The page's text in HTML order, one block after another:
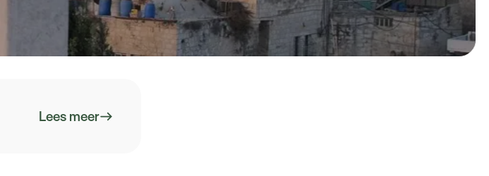
Lees meer